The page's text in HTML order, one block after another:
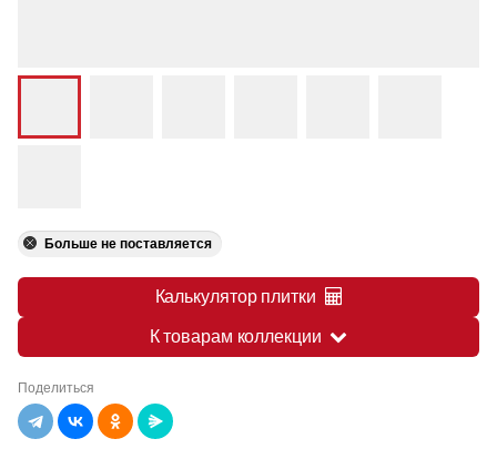
Больше не поставляется
Калькулятор плитки
К товарам коллекции
Поделиться